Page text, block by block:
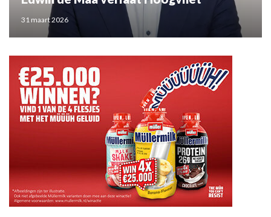
31 maart 2026